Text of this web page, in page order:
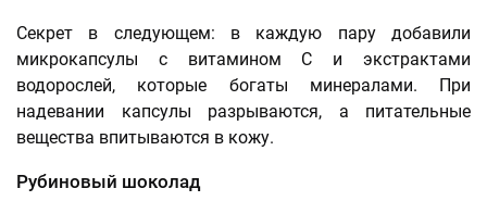
Секрет в следующем: в каждую пару добавили
микрокапсулы с витамином С и экстрактами
водорослей, которые богаты минералами. При
надевании капсулы разрываются, а питательные
вещества впитываются в кожу.
Рубиновый шоколад